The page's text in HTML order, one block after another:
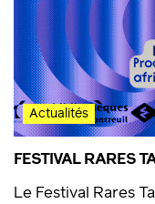
Actualités
FESTIVAL RARES
Le Festival Rares